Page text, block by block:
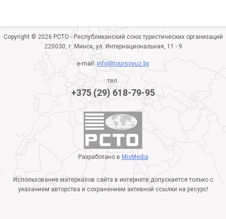
Copyright © 2026 РСТО - Республиканский союз туристических организаций
220030, г. Минск, ул. Интернациональная, 11 - 9
e-mail:info@toursoyuz.by
тел.
+375 (29) 618-79-95
Разработано в MixMedia
Использование материалов сайта в интернете допускается только с
указанием авторства и сохранением активной ссылки на ресурс!